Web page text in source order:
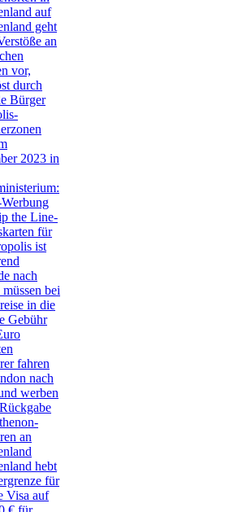
auf
geht
an
vor,
durch
Bürger
2023 in
the Line-
für
ist
nach
bei
in die
Gebühr
fahren
nach
werben
an
hebt
für
Visa auf